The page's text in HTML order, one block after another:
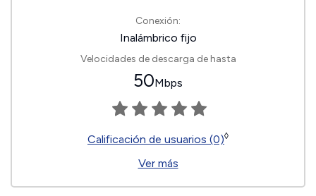
Conexión:
Inalámbrico fijo
Velocidades de descarga de hasta
50Mbps
Calificación de usuarios (0)◊
Ver más